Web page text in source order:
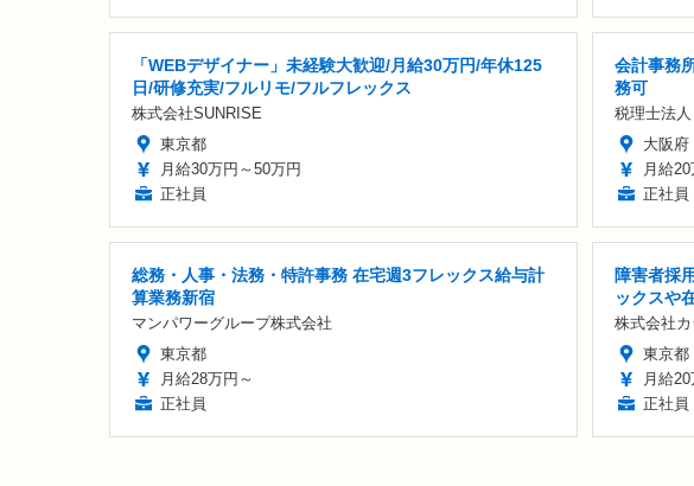
「WEBデザイナー」未経験大歓迎/月給30万円/年休125
日/研修充実/フルリモ/フルフレックス
株式会社SUNRISE
東京都
月給30万円～50万円
正社員
会計事務
務可
税理士法
大阪府
月給
正社員
総務・人事・法務・特許事務 在宅週3フレックス給与計
算業務新宿
マンパワーグループ株式会社
東京都
月給28万円～
正社員
障害者採
ックスや
株式会社
東京都
月給
正社員